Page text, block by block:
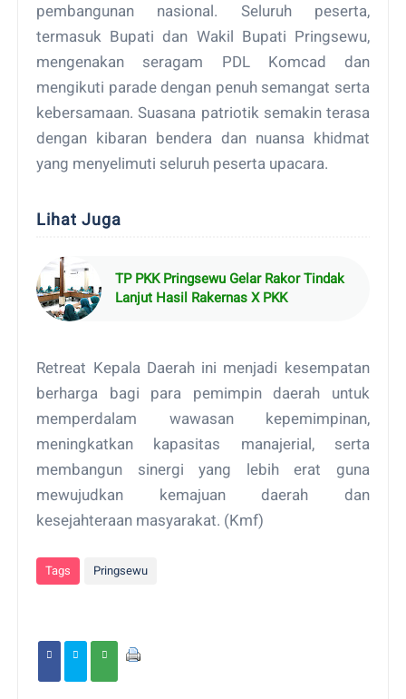
pembangunan nasional. Seluruh peserta,
termasuk Bupati dan Wakil Bupati Pringsewu,
mengenakan seragam PDL Komcad dan
mengikuti parade dengan penuh semangat serta
kebersamaan. Suasana patriotik semakin terasa
dengan kibaran bendera dan nuansa khidmat
yang menyelimuti seluruh peserta upacara.
Lihat Juga
TP PKK Pringsewu Gelar Rakor Tindak
Lanjut Hasil Rakernas X PKK
Retreat Kepala Daerah ini menjadi kesempatan
berharga bagi para pemimpin daerah untuk
memperdalam wawasan kepemimpinan,
meningkatkan kapasitas manajerial, serta
membangun sinergi yang lebih erat guna
mewujudkan kemajuan daerah dan
kesejahteraan masyarakat. (Kmf)
Tags Pringsewu